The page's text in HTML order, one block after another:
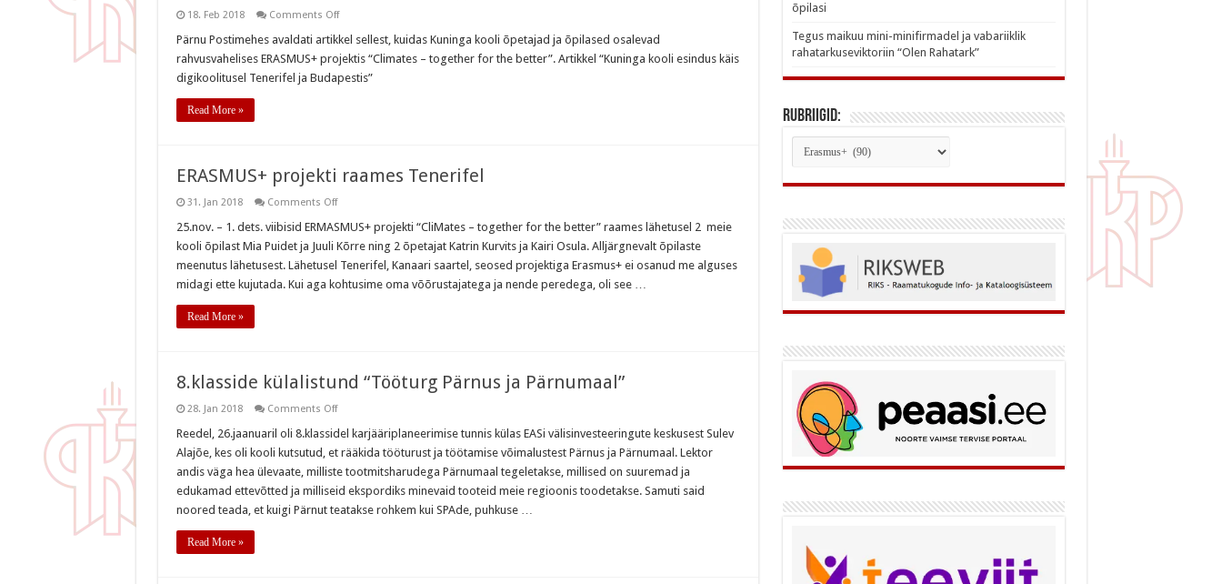
18. Feb 2018 Comments Offon
projektis
–
together
for
Pärnu Postimehes avaldati artikkel sellest, kuidas Kuninga kooli õpetajad ja õpilased osalevad
rahvusvahelises ERASMUS+ projektis “Climates – together for the better”. Artikkel “Kuninga kooli esindus käis
digikoolitusel Tenerifel ja Budapestis”
Read More »
ERASMUS+ projekti raames Tenerifel
31. Jan 2018 Comments Offon
projekti
Tenerifel
25.nov. – 1. dets. viibisid ERMASMUS+ projekti “CliMates – together for the better” raames lähetusel 2 meie
kooli õpilast Mia Puidet ja Juuli Kõrre ning 2 õpetajat Katrin Kurvits ja Kairi Osula. Alljärgnevalt õpilaste
meenutus lähetusest. Lähetusel Tenerifel, Kanaari saartel, seosed projektiga Erasmus+ ei osanud me alguses
midagi ette kujutada. Kui aga kohtusime oma võõrustajatega ja nende peredega, oli see …
Read More »
8.klasside külalistund “Tööturg Pärnus ja Pärnumaal”
28. Jan 2018 Comments Offon
külalistund
“Tööturg
Pärnus
ja
Pärnumaal”
Reedel, 26.jaanuaril oli 8.klassidel karjääriplaneerimise tunnis külas EASi välisinvesteeringute keskusest Sulev
Alajõe, kes oli kooli kutsutud, et rääkida tööturust ja töötamise võimalustest Pärnus ja Pärnumaal. Lektor
andis väga hea ülevaate, milliste tootmitsharudega Pärnumaal tegeletakse, millised on suuremad ja
edukamad ettevõtted ja milliseid ekspordiks minevaid tooteid meie regioonis toodetakse. Samuti said
noored teada, et kuigi Pärnut teatakse rohkem kui SPAde, puhkuse …
Read More »
õpilasi
Tegus maikuu mini-minifirmadel ja vabariiklik
rahatarkuseviktoriin “Olen Rahatark”
Rubriigid:
Rubriigid: